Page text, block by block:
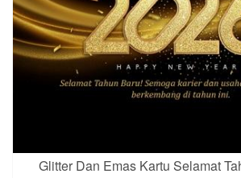
Glitter Dan Emas Kartu Selamat